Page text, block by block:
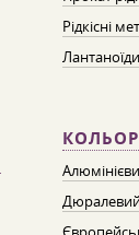
Рідкісні
Лантаноїди